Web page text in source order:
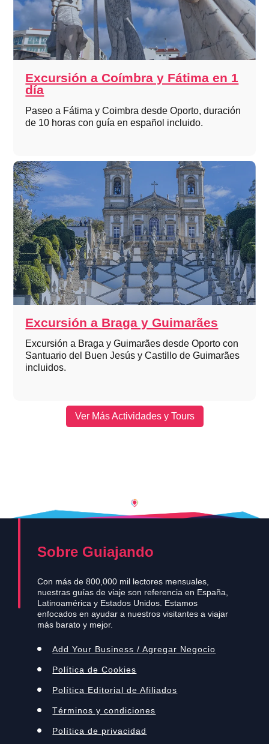
Excursión a Coímbra y Fátima en 1
día
Paseo a Fátima y Coimbra desde Oporto, duración
de 10 horas con guía en español incluido.
Excursión a Braga y Guimarães
Excursión a Braga y Guimarães desde Oporto con
Santuario del Buen Jesús y Castillo de Guimarães
incluidos.
Ver Más Actividades y Tours
Sobre Guiajando
Con más de 800,000 mil lectores mensuales,
nuestras guías de viaje son referencia en España,
Latinoamérica y Estados Unidos. Estamos
enfocados en ayudar a nuestros visitantes a viajar
más barato y mejor.
Add Your Business / Agregar Negocio
Política de Cookies
Política Editorial de Afiliados
Términos y condiciones
Política de privacidad